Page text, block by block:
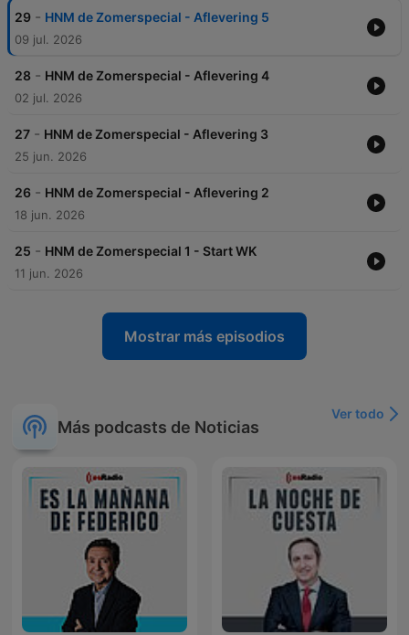
29 - HNM de Zomerspecial - Aflevering 5
09 jul. 2026
28 - HNM de Zomerspecial - Aflevering 4
02 jul. 2026
27 - HNM de Zomerspecial - Aflevering 3
25 jun. 2026
26 - HNM de Zomerspecial - Aflevering 2
18 jun. 2026
25 - HNM de Zomerspecial 1 - Start WK
11 jun. 2026
Mostrar más episodios
Más podcasts de Noticias
Ver todo